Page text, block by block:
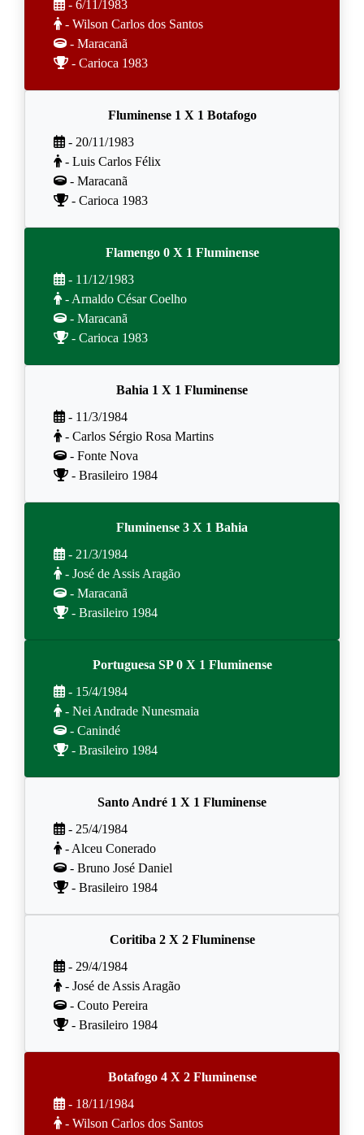
- 6/11/1983
- Wilson Carlos dos Santos
- Maracanã
- Carioca 1983
Fluminense 1 X 1 Botafogo
- 20/11/1983
- Luis Carlos Félix
- Maracanã
- Carioca 1983
Flamengo 0 X 1 Fluminense
- 11/12/1983
- Arnaldo César Coelho
- Maracanã
- Carioca 1983
Bahia 1 X 1 Fluminense
- 11/3/1984
- Carlos Sérgio Rosa Martins
- Fonte Nova
- Brasileiro 1984
Fluminense 3 X 1 Bahia
- 21/3/1984
- José de Assis Aragão
- Maracanã
- Brasileiro 1984
Portuguesa SP 0 X 1 Fluminense
- 15/4/1984
- Nei Andrade Nunesmaia
- Canindé
- Brasileiro 1984
Santo André 1 X 1 Fluminense
- 25/4/1984
- Alceu Conerado
- Bruno José Daniel
- Brasileiro 1984
Coritiba 2 X 2 Fluminense
- 29/4/1984
- José de Assis Aragão
- Couto Pereira
- Brasileiro 1984
Botafogo 4 X 2 Fluminense
- 18/11/1984
- Wilson Carlos dos Santos